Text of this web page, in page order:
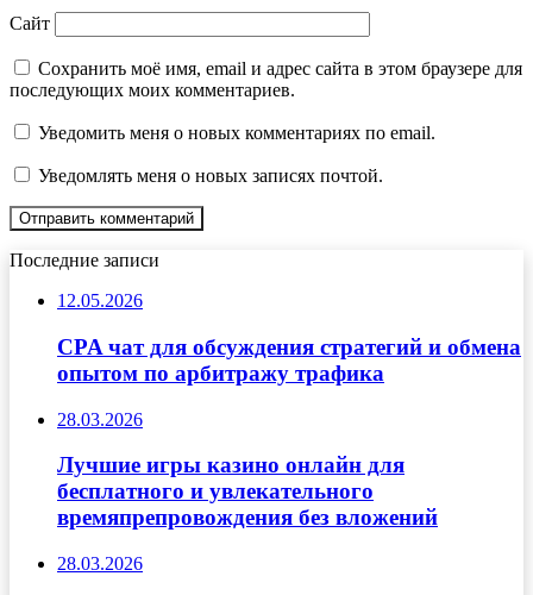
Сайт
Сохранить моё имя, email и адрес сайта в этом браузере для
последующих моих комментариев.
Уведомить меня о новых комментариях по email.
Уведомлять меня о новых записях почтой.
Последние записи
12.05.2026
CPA чат для обсуждения стратегий и обмена
опытом по арбитражу трафика
28.03.2026
Лучшие игры казино онлайн для
бесплатного и увлекательного
времяпрепровождения без вложений
28.03.2026